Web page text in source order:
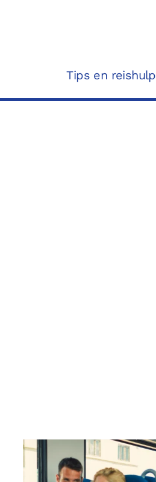
Tips en reishulp